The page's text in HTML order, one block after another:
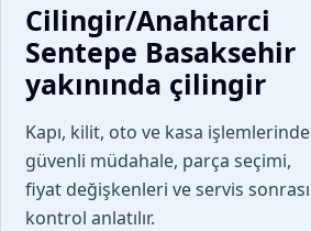
Cilingir/Anahtarci
Sentepe Basaksehir
yakınında çilingir
Kapı, kilit, oto ve kasa işlemlerinde
güvenli müdahale, parça seçimi,
fiyat değişkenleri ve servis sonrası
kontrol anlatılır.